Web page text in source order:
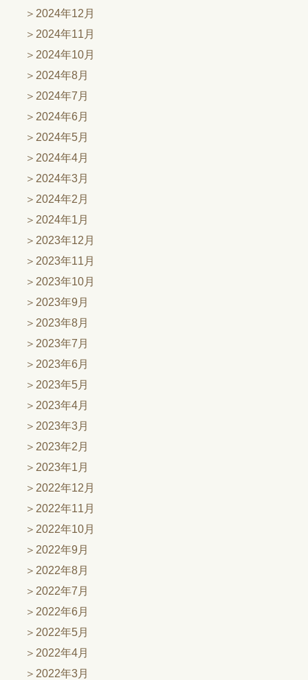
2024年12月
2024年11月
2024年10月
2024年8月
2024年7月
2024年6月
2024年5月
2024年4月
2024年3月
2024年2月
2024年1月
2023年12月
2023年11月
2023年10月
2023年9月
2023年8月
2023年7月
2023年6月
2023年5月
2023年4月
2023年3月
2023年2月
2023年1月
2022年12月
2022年11月
2022年10月
2022年9月
2022年8月
2022年7月
2022年6月
2022年5月
2022年4月
2022年3月